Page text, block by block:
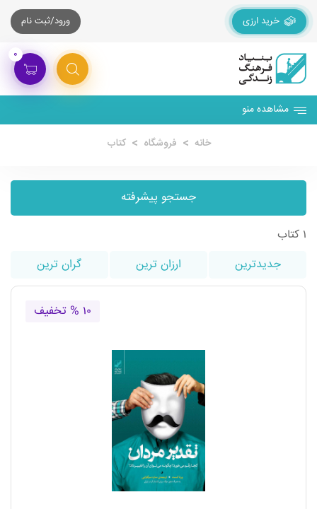
خرید ارزی ورود/ثبت نام
۰
مشاهده منو
خانه فروشگاه کتاب
جستجو پیشرفته
۱ کتاب
جدیدترین
ارزان ترین گران ترین
۱۰ % تخفیف